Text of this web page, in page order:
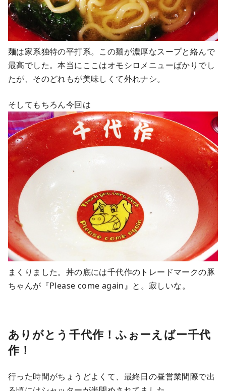
麺は家系独特の平打系。この麺が濃厚なスープと絡んで
最高でした。本当にここはオモシロメニューばかりでし
たが、そのどれもが美味しくて外れナシ。
そしてもちろん今回は
まくりました。丼の底には千代作のトレードマークの豚
ちゃんが『Please come again』と。寂しいな。
ありがとう千代作！ふぉーえばー千代
作！
行った時間がちょうどよくて、最終日の昼営業間際で出